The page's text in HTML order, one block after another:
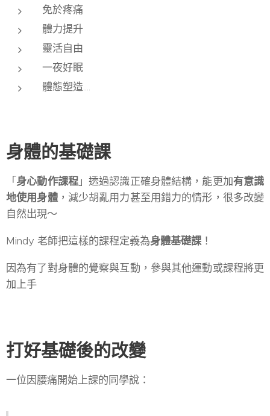
免於疼痛
體力提升
靈活自由
一夜好眠
體態塑造....
身體的基礎課
「身心動作課程」透過認識正確身體結構，能更加有意識
地使用身體，減少胡亂用力甚至用錯力的情形，很多改變
自然出現～
Mindy 老師把這樣的課程定義為身體基礎課！
因為有了對身體的覺察與互動，參與其他運動或課程將更
加上手 👍🏻
打好基礎後的改變
一位因腰痛開始上課的同學說：